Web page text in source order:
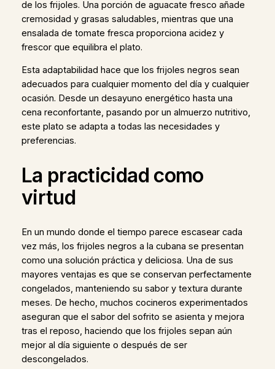
de los frijoles. Una porción de aguacate fresco añade
cremosidad y grasas saludables, mientras que una
ensalada de tomate fresca proporciona acidez y
frescor que equilibra el plato.
Esta adaptabilidad hace que los frijoles negros sean
adecuados para cualquier momento del día y cualquier
ocasión. Desde un desayuno energético hasta una
cena reconfortante, pasando por un almuerzo nutritivo,
este plato se adapta a todas las necesidades y
preferencias.
La practicidad como
virtud
En un mundo donde el tiempo parece escasear cada
vez más, los frijoles negros a la cubana se presentan
como una solución práctica y deliciosa. Una de sus
mayores ventajas es que se conservan perfectamente
congelados, manteniendo su sabor y textura durante
meses. De hecho, muchos cocineros experimentados
aseguran que el sabor del sofrito se asienta y mejora
tras el reposo, haciendo que los frijoles sepan aún
mejor al día siguiente o después de ser
descongelados.